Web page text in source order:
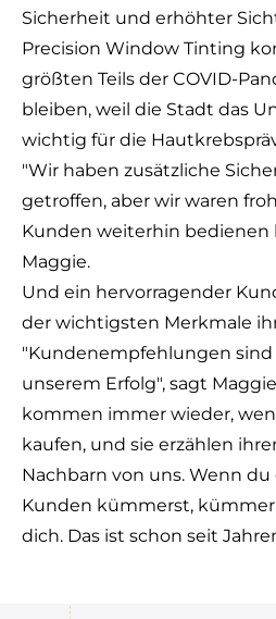
Sicherheit und erhöhter
Precision Window Tinting
größten Teils der COVID-
bleiben, weil die Stadt das
wichtig für die
"Wir haben zusätzliche
getroffen, aber wir waren
Kunden weiterhin bedienen
Maggie.
Und ein hervorragender
der wichtigsten Merkmale
"Kundenempfehlungen sind
unserem Erfolg", sagt
kommen immer wieder,
kaufen, und sie erzählen
Nachbarn von uns. Wenn
Kunden kümmerst,
dich. Das ist schon seit